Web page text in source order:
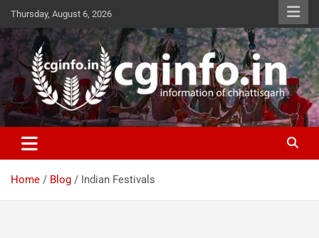
content
Thursday, August 6, 2026
cginfo.in
information of Chhattisgarh
Home Blog Indian Festivals